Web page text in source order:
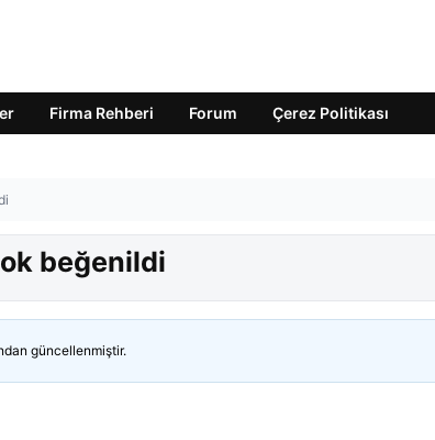
Firma Rehberi Forum Çerez Politikası
beğenildi
güncellenmiştir.